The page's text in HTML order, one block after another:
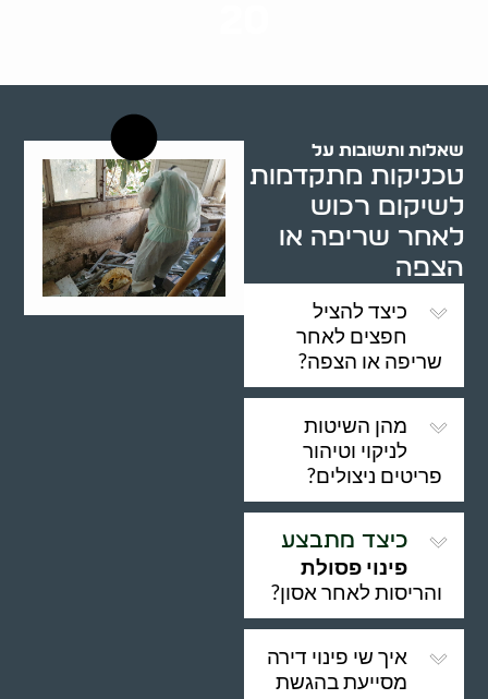
שאלות ותשובות על
טכניקות מתקדמות
לשיקום רכוש
לאחר שריפה או
הצפה
כיצד להציל
חפצים לאחר
שריפה או הצפה?
מהן השיטות
לניקוי וטיהור
פריטים ניצולים?
כיצד מתבצע
פינוי פסולת
והריסות לאחר אסון?
איך שי פינוי דירה
מסייעת בהגשת